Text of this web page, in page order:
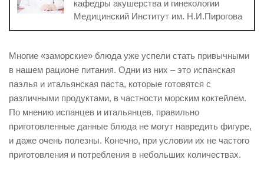
кафедры акушерства и гинекологии
Медицинский Институт им. Н.И.Пирогова
Многие «заморские» блюда уже успели стать привычными
в нашем рационе питания. Одни из них – это испанская
паэлья и итальянская паста, которые готовятся с
различными продуктами, в частности морским коктейлем.
По мнению испанцев и итальянцев, правильно
приготовленные данные блюда не могут навредить фигуре,
и даже очень полезны. Конечно, при условии их не частого
приготовления и потребления в небольших количествах.